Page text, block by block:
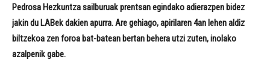
Pedrosa Hezkuntza sailburuak prentsan egindako adierazpen bidez
jakin du LABek dakien apurra. Are gehiago, apirilaren 4an lehen aldiz
biltzekoa zen foroa bat-batean bertan behera utzi zuten, inolako
azalpenik gabe.